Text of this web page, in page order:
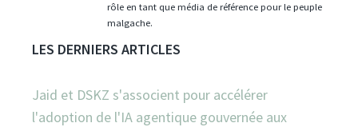
rôle en tant que média de référence pour le peuple
malgache.
LES DERNIERS ARTICLES
Jaid et DSKZ s'associent pour accélérer
l'adoption de l'IA agentique gouvernée aux